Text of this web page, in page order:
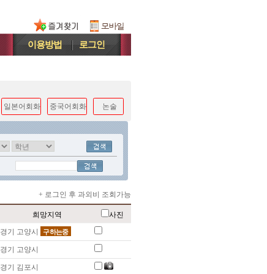
이용방법 로그인
일본어회화 중국어회화 논술
+ 로그인 후 과외비 조회가능
희망지역
사진
경기 고양시 구하는중
경기 고양시
경기 김포시